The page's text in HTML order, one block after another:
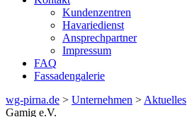
Kundenzentren
Havariedienst
Ansprechpartner
Impressum
FAQ
Fassadengalerie
wg-pirna.de > Unternehmen > Aktuelles
Gamig e.V.